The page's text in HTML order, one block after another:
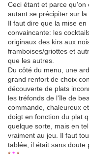
Ceci étant et parce qu'on
autant se précipiter sur la
Il faut dire que la mise
convaincante: les
originaux des kirs aux
framboises/griottes et
que les autres.
Du côté du menu, une
grand renfort de choix
découverte de plats
les tréfonds de l'île de
commande, chaleureux
doigt en fonction du plat
quelque sorte, mais en
vraiment au jeu. Il faut
tablée, il était sans doute
* * *